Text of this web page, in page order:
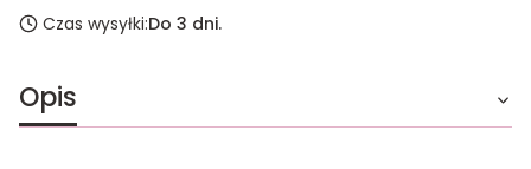
Czas wysyłki:Do 3 dni.
Opis